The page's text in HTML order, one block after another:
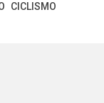
CICLISMO